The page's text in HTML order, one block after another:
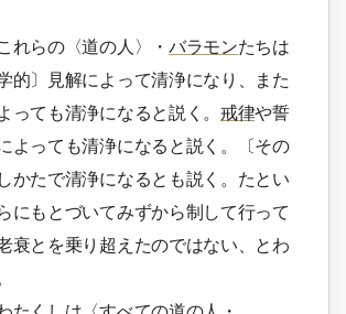
れらの〈道の人〉・ バラモンたちは
的〕見解によって清浄になり、また
っても清浄になると説く。 戒律や誓
よっても清浄になると説く。〔その
かたで清浄になるとも説く。たとい
にもとづいてみずから制して行って
衰とを乗り超えたのではない、とわ